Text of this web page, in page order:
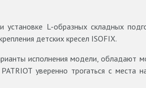
L-образных складных
детских кресел ISOFIX.
исполнения модели,
уверенно трогаться с места